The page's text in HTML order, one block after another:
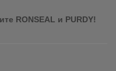
RONSEAL и PURDY!